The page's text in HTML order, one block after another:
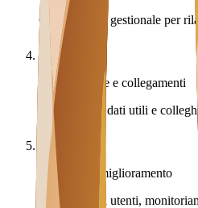
Costruiamo il gestionale per
Migrazione e collegamenti
Importiamo i dati utili e
.
Lancio e miglioramento
Formiamo gli utenti,